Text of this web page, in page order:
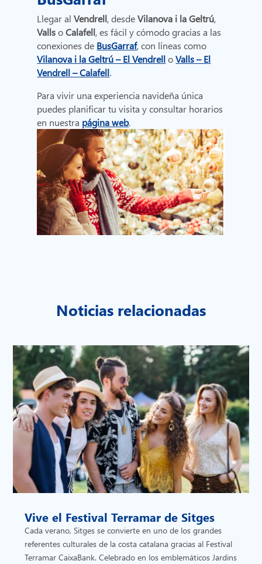
Llegar alVendrell, desdeVilanova i la Geltrú,
VallsoCalafell, es fácil y cómodo gracias a las
conexiones de BusGarraf, con líneas como
Vilanova i la Geltrú – El VendrelloValls – El
Vendrell – Calafell.
Para vivir una experiencia navideña única
puedes planificar tu visita y consultar horarios
en nuestra página web.
Noticias relacionadas
Vive el Festival Terramar de Sitges
Cada verano, Sitges se convierte en uno de los grandes
referentes culturales de la costa catalana gracias al Festival
Terramar CaixaBank. Celebrado en los emblemáticos Jardins